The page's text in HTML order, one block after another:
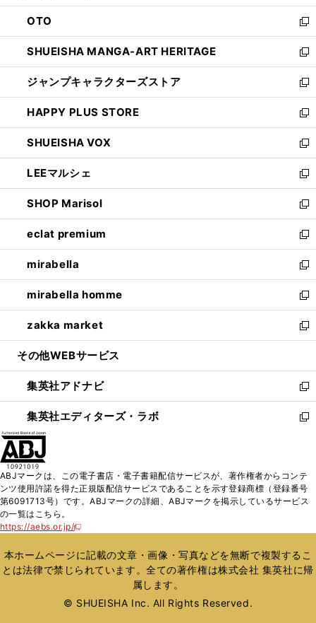
ウ
で
開
く
ン
ド
ウ
で
開
く
OTO
新
し
い
ウ
ィ
ン
ド
ウ
で
開
く
SHUEISHA MANGA-ART HERITAGE
新
し
い
ウ
ィ
ン
ド
ウ
で
開
く
ジャンプキャラクターズストア
新
し
い
ウ
ィ
ン
ド
ウ
で
開
く
HAPPY PLUS STORE
新
し
い
ウ
ィ
ン
ド
ウ
で
開
く
SHUEISHA VOX
新
し
い
ウ
ィ
ン
ド
ウ
で
開
く
LEEマルシェ
新
し
い
ウ
ィ
ン
ド
ウ
で
開
く
SHOP Marisol
新
し
い
ウ
ィ
ン
ド
ウ
で
開
eclat premium
新
し
い
ウ
ィ
ン
ド
ウ
開
く
mirabella
新
し
い
ウ
ィ
ン
ウ
で
開
く
mirabella homme
新
し
い
ウ
ン
ド
ウ
で
zakka market
新
し
ウ
ィ
ン
ド
く
その他WEBサービス
集英社アドナビ
新
し
い
ド
ウ
で
集英社エディターズ・ラボ
新
ィ
ン
ド
開
く
ABJマークは、この電子書店・電子書籍配信サービスが、著作権者からコンテ
ンツ使用許諾を得た正規版配信サービスであることを示す登録商標（登録番号
第6091713号）です。ABJマークの詳細、ABJマークを掲示しているサービス
の一覧はこちら。
https://aebs.or.jp/
新
い
ウ
ィ
ウ
本ホームページに記載の文章・画像・写真などを無断で複製するこ
とは法律で禁じられています。全ての著作権は株式会社 集英社に帰
属します。
© SHUEISHA Inc. All Rights Reserved.